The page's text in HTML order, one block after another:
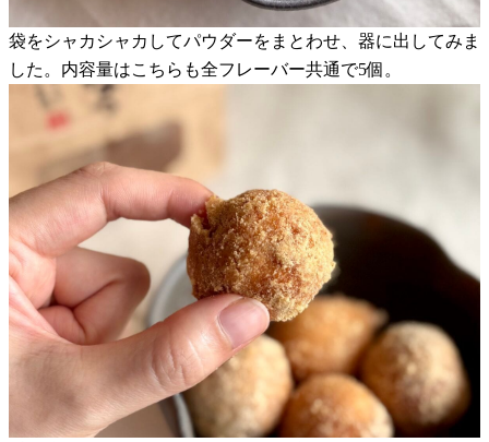
袋をシャカシャカしてパウダーをまとわせ、器に出してみま
した。内容量はこちらも全フレーバー共通で5個。